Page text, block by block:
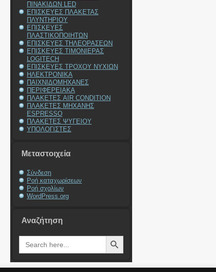
ΠΙΝΑΚΙΔΩΝ LED
ΕΠΙΣΚΕΥΕΣ ΠΛΑΚΕΤΑΣ
ΠΛΥΝΤΗΡΙΟΥ
ΕΠΙΣΚΕΥΕΣ
ΠΛΑΣΤΙΚΟΠΟΙΗΤΩΝ
ΕΠΙΣΚΕΥΕΣ ΤΗΛΕΟΡΑΣΕΩΝ
ΕΠΙΣΚΕΥΕΣ ΤΙΜΟΝΙΕΡΑΣ
LOGITECH
ΕΠΙΣΚΕΥΕΣ ΤΡΟΧΟΥ ΝΥΧΙΩΝ
ΗΛΕΚΤΡΟΝΙΚΑ
ΠΑΙΧΝΙΔΟΜΗΧΑΝΕΣ
ΠΕΡΙΦΕΡΕΙΑΚΑ
ΠΛΑΚΕΤΕΣ AIR CONDITION
ΠΛΑΚΕΤΕΣ ΜΗΧΑΝΗΣ
ESPRESSO
ΠΛΑΚΕΤΕΣ ΨΥΓΕΙΟΥ
ΥΠΟΛΟΓΙΣΤΕΣ
Μεταστοιχεία
Σύνδεση
Ροή καταχωρίσεων
Ροή σχολίων
WordPress.org
Αναζήτηση
Search
for:
Search Button